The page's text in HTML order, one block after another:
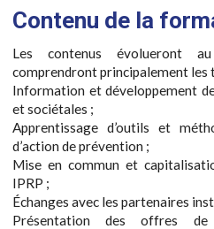
Contenu de la
Les contenus évolueront
comprendront principalement les
Information et développement
et sociétales ;
Apprentissage d’outils et
d’action de prévention ;
Mise en commun et
IPRP ;
Échanges avec les partenaires
Présentation des offres de